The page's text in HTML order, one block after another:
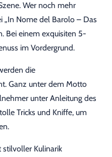
Wer noch mehr
„In Nome del Barolo – Das
Bei einem exquisiten 5-
im Vordergrund.
die
Ganz unter dem Motto
unter Anleitung des
Tricks und Kniffe, um
stilvoller Kulinarik